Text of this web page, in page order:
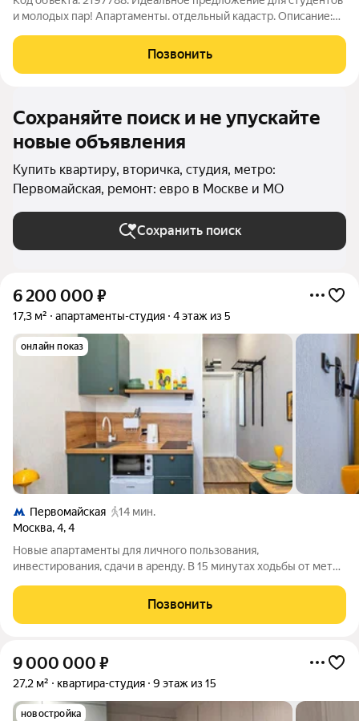
и молодых пар! Апартаменты. отдельный кадастр. Описание:
самых удобных районов Москвы. Это идеальный выбор для
студентов и пар без детей,
Позвонить
Сохраняйте поиск и не упускайте
новые объявления
Купить квартиру, вторичка, студия, метро:
Первомайская, ремонт: евро в Москве и МО
Сохранить поиск
6 200 000 ₽
17,3 м² апартаменты-студия 4 этаж из 5
онлайн показ
Первомайская
14 мин.
Москва,4,4
Новые апартаменты для личного пользования,
инвестирования, сдачи в аренду. В 15 минутах ходьбы от метро
м; 5-этажное кирпичное жилое здание с отдельной входной
группой в помещения-студии.
Позвонить
9 000 000 ₽
27,2 м² квартира-студия 9 этаж из 15
новостройка